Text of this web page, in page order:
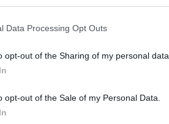
Data Processing Opt Outs
opt-out of the Sharing of my personal data.
opt-out of the Sale of my Personal Data.